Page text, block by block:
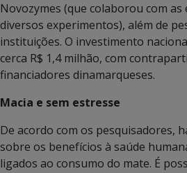
Novozymes (que colaborou com as
diversos experimentos), além de
instituições. O investimento
cerca R$ 1,4 milhão, com
financiadores dinamarqueses.
Macia e sem estresse
De acordo com os pesquisadores,
sobre os benefícios à saúde
ligados ao consumo do mate. É